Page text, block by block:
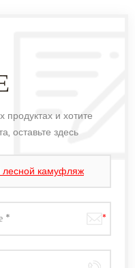
и хотите
оставьте здесь
камуфляж